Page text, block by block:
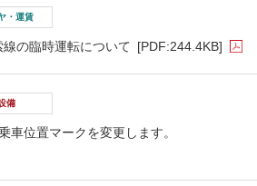
・運賃
線の臨時運転について [PDF:244.4KB]
備
車位置マークを変更します。